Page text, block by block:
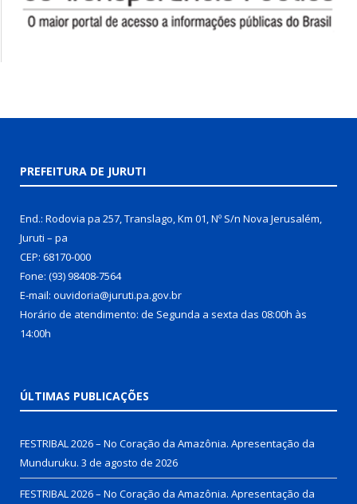
PREFEITURA DE JURUTI
End.: Rodovia pa 257, Translago, Km 01, Nº S/n Nova Jerusalém,
Juruti – pa
CEP: 68170-000
Fone: (93) 98408-7564
E-mail: ouvidoria@juruti.pa.gov.br
Horário de atendimento: de Segunda a sexta das 08:00h às
14:00h
ÚLTIMAS PUBLICAÇÕES
FESTRIBAL 2026 – No Coração da Amazônia. Apresentação da
Munduruku. 3 de agosto de 2026
FESTRIBAL 2026 – No Coração da Amazônia. Apresentação da